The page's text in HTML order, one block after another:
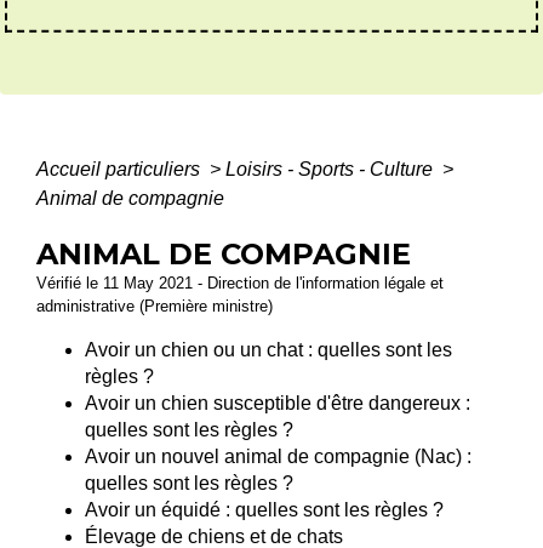
Accueil particuliers > Loisirs - Sports - Culture >
Animal de compagnie
ANIMAL DE COMPAGNIE
Vérifié le 11 May 2021 - Direction de l'information légale et
administrative (Première ministre)
Avoir un chien ou un chat : quelles sont les
règles ?
Avoir un chien susceptible d'être dangereux :
quelles sont les règles ?
Avoir un nouvel animal de compagnie (Nac) :
quelles sont les règles ?
Avoir un équidé : quelles sont les règles ?
Élevage de chiens et de chats